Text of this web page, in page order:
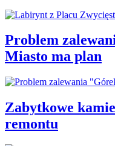
Problem
Miasto ma plan
Zabytkowe
remontu